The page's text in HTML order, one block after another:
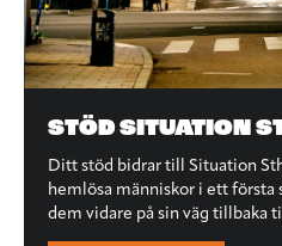
STÖD SITUATION
Ditt stöd bidrar till Situation
hemlösa människor i ett första
dem vidare på sin väg tillbaka